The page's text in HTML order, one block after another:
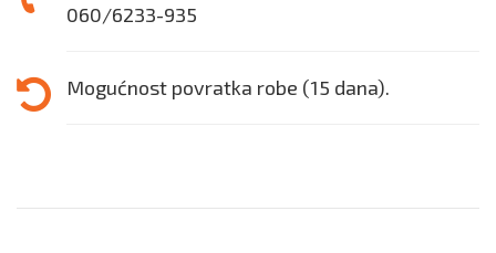
060/6233-935
Mogućnost povratka robe (15 dana).